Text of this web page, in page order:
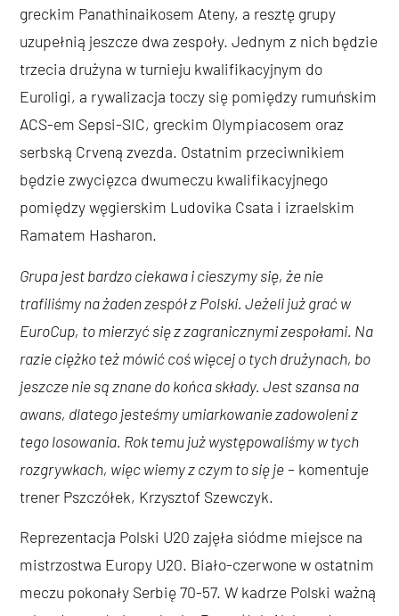
greckim Panathinaikosem Ateny, a resztę grupy
uzupełnią jeszcze dwa zespoły. Jednym z nich będzie
trzecia drużyna w turnieju kwalifikacyjnym do
Euroligi, a rywalizacja toczy się pomiędzy rumuńskim
ACS-em Sepsi-SIC, greckim Olympiacosem oraz
serbską Crveną zvezda. Ostatnim przeciwnikiem
będzie zwycięzca dwumeczu kwalifikacyjnego
pomiędzy węgierskim Ludovika Csata i izraelskim
Ramatem Hasharon.
Grupa jest bardzo ciekawa i cieszymy się, że nie
trafiliśmy na żaden zespół z Polski. Jeżeli już grać w
EuroCup, to mierzyć się z zagranicznymi zespołami. Na
razie ciężko też mówić coś więcej o tych drużynach, bo
jeszcze nie są znane do końca składy. Jest szansa na
awans, dlatego jesteśmy umiarkowanie zadowoleni z
tego losowania. Rok temu już występowaliśmy w tych
rozgrywkach, więc wiemy z czym to się je– komentuje
trener Pszczółek, Krzysztof Szewczyk.
Reprezentacja Polski U20 zajęła siódme miejsce na
mistrzostwa Europy U20. Biało-czerwone w ostatnim
meczu pokonały Serbię 70-57. W kadrze Polski ważną